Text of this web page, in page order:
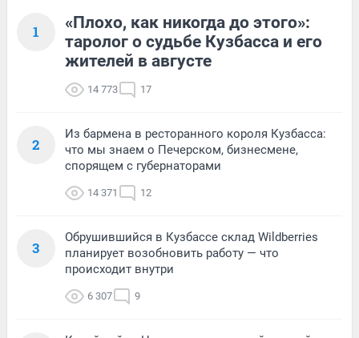
1
«Плохо, как никогда до этого»:
таролог о судьбе Кузбасса и его
жителей в августе
14 773 17
2
Из бармена в ресторанного короля Кузбасса:
что мы знаем о Печерском, бизнесмене,
спорящем с губернаторами
14 371 12
3
Обрушившийся в Кузбассе склад Wildberries
планирует возобновить работу — что
происходит внутри
6 307 9